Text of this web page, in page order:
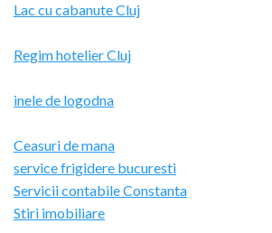
Lac cu cabanute Cluj
Regim hotelier Cluj
inele de logodna
Ceasuri de mana
service frigidere bucuresti
Servicii contabile Constanta
Stiri imobiliare